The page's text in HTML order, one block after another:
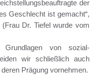
der
Geschlecht ist gemacht“,
Dr. Tiefel wurde vom
von sozial-
wir schließlich auch
Prägung vornehmen.